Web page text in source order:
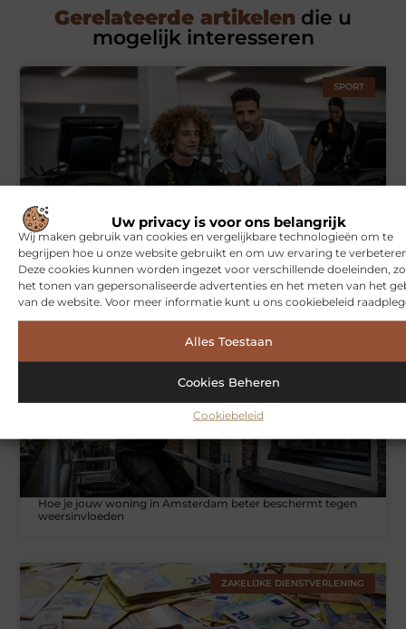
Uw privacy is voor ons belangrijk
Wij maken gebruik van cookies en vergelijkbare technologieën om te
begrijpen hoe u onze website gebruikt en om uw ervaring te
Deze cookies kunnen worden ingezet voor verschillende doeleinden,
het tonen van gepersonaliseerde advertenties en het meten van het
van de website. Voor meer informatie kunt u ons cookiebeleid
Alles Toestaan
Cookies Beheren
Cookiebeleid
Gerelateerde artikelen die u
mogelijk interesseren
SPORT
Symbiont360: Innovatieve EMS-training in Utrecht voor een
effectieve workout
Hoe je jouw woning in Amsterdam beter beschermt tegen
weersinvloeden
ZAKELIJKE DIENSTVERLENING